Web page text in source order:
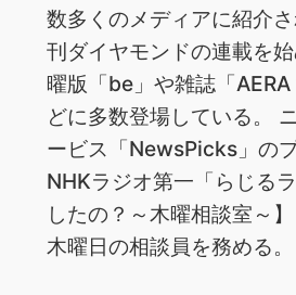
数多くのメディアに紹介
刊ダイヤモンドの連載を
曜版「be」や雑誌「
どに多数登場している。
ービス「NewsPicks」のプ
NHKラジオ第一「らじる
したの？～木曜相談室～
木曜日の相談員を務める。